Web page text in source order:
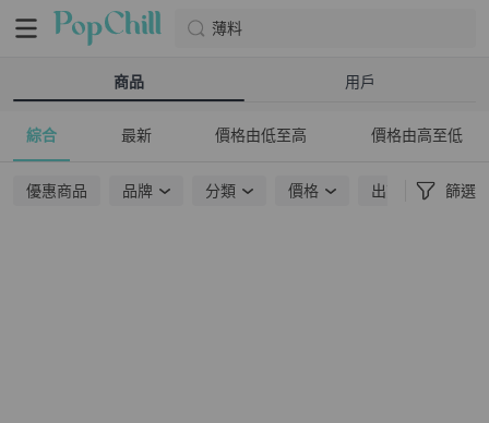
薄料
商品 用戶
綜合 最新 價格由低至高 價格由高至低
優惠商品 品牌 分類 價格 出貨地點 篩選